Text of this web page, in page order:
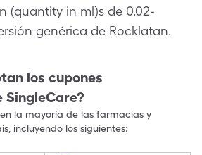
(quantity in ml)s de 0.02-
genérica de Rocklatan.
los cupones
SingleCare?
la mayoría de las farmacias y
incluyendo los siguientes: